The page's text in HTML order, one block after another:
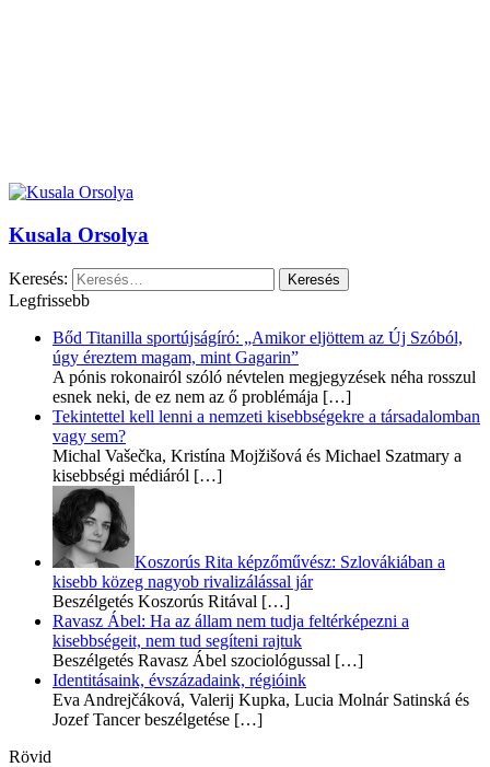
Kusala Orsolya
Keresés:
Legfrissebb
Bőd Titanilla sportújságíró: „Amikor eljöttem az Új Szóból,
úgy éreztem magam, mint Gagarin”
A pónis rokonairól szóló névtelen megjegyzések néha rosszul
esnek neki, de ez nem az ő problémája […]
Tekintettel kell lenni a nemzeti kisebbségekre a társadalomban
vagy sem?
Michal Vašečka, Kristína Mojžišová és Michael Szatmary a
kisebbségi médiáról […]
Koszorús Rita képzőművész: Szlovákiában a
kisebb közeg nagyob rivalizálással jár
Beszélgetés Koszorús Ritával […]
Ravasz Ábel: Ha az állam nem tudja feltérképezni a
kisebbségeit, nem tud segíteni rajtuk
Beszélgetés Ravasz Ábel szociológussal […]
Identitásaink, évszázadaink, régióink
Eva Andrejčáková, Valerij Kupka, Lucia Molnár Satinská és
Jozef Tancer beszélgetése […]
Rövid